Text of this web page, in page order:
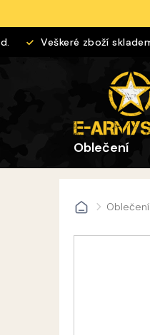
obsahVeškeré zboží skladem
Oblečení
DomůOblečení